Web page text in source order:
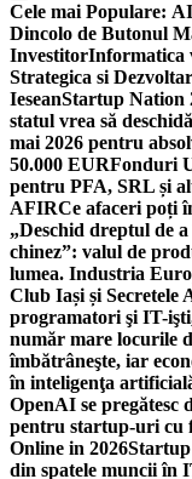
Cele mai Populare:
Dincolo de Butonul
InvestitorInformatica
Strategica si
IeseanStartup Nation
statul vrea să
mai 2026 pentru
50.000 EURFonduri
pentru PFA, SRL și
AFIRCe afaceri poți
„Deschid dreptul de
chinez”: valul de
lumea. Industria
Club Iași și Secretele
programatori şi IT-
număr mare locurile
îmbătrâneşte, iar
în inteligenţa
OpenAI se pregătesc
pentru startup-uri cu
Online in 2026Startup
din spatele muncii în